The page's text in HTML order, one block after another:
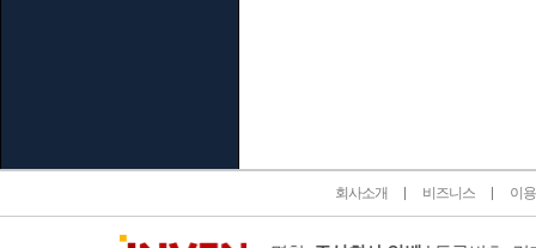
회사소개 비즈니스 이